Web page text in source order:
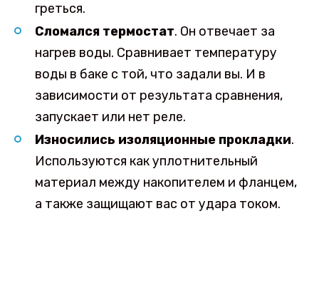
греться.
Сломался термостат. Он отвечает за
нагрев воды. Сравнивает температуру
воды в баке с той, что задали вы. И в
зависимости от результата сравнения,
запускает или нет реле.
Износились изоляционные прокладки.
Используются как уплотнительный
материал между накопителем и фланцем,
а также защищают вас от удара током.